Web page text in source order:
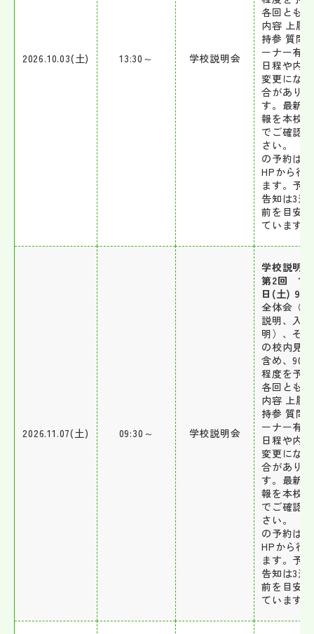
2026.10.03(土) 13:30～ 学校説明会
各回とも
内容 上履
持参 質問
ーナー有
日程や内
変更にな
合がありま
す。最新
報を本校
でご確認
さい。
の予約は
HPから行
ます。予
告知は3週
前を目安
ています。
2026.11.07(土) 09:30～ 学校説明会
学校説明
第2回 11
日(土)
全体会（
説明、入
明）、そ
の校内見
含め、90
程度を予定
各回とも
内容 上履
持参 質問
ーナー有
日程や内
変更にな
合がありま
す。最新
報を本校
でご確認
さい。
の予約は
HPから行
ます。予
告知は3週
前を目安
ています。